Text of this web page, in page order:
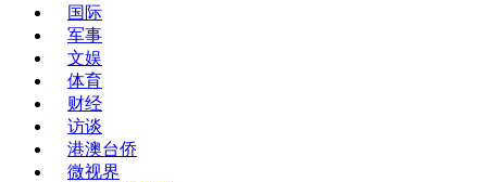
国际
军事
文娱
体育
财经
访谈
港澳台侨
微视界